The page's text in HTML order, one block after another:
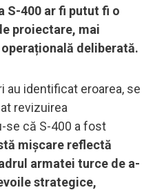
S-400 ar fi putut fi o
proiectare, mai
deliberată.
au identificat eroarea, se
revizuirea
se că S-400 a fost
mișcare reflectă
armatei turce de a-
strategice,